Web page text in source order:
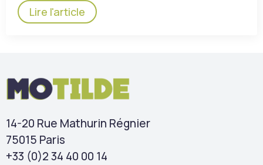
Lire l'article
14-20 Rue Mathurin Régnier
75015 Paris
+33 (0)2 34 40 00 14